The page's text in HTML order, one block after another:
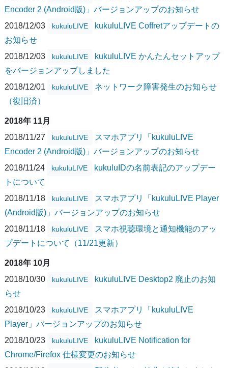
Encoder 2 (Android版)」バージョンアップのお知らせ
2018/12/03
kukuluLIVE
kukuluLIVE Coffretアップデートの
お知らせ
2018/12/03
kukuluLIVE
kukuluLIVE かんたんセットアップ
をバージョンアップしました
2018/12/01
kukuluLIVE
ネットワーク障害発生のお知らせ
（復旧済）
2018年 11月
2018/11/27
kukuluLIVE
スマホアプリ「kukuluLIVE
Encoder 2 (Android版)」バージョンアップのお知らせ
2018/11/24
kukuluLIVE
kukuluIDの名前表記のアップデー
トについて
2018/11/18
kukuluLIVE
スマホアプリ「kukuluLIVE Player
(Android版)」バージョンアップのお知らせ
2018/11/18
kukuluLIVE
スマホ視聴環境と通知機能のアッ
プデートについて（11/21更新）
2018年 10月
2018/10/30
kukuluLIVE
kukuluLIVE Desktop2 廃止のお知
らせ
2018/10/23
kukuluLIVE
スマホアプリ「kukuluLIVE
Player」バージョンアップのお知らせ
2018/10/23
kukuluLIVE
kukuluLIVE Notification for
Chrome/Firefox 仕様変更のお知らせ